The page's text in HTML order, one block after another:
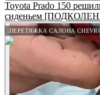
Toyota Prado 150
сиденьем